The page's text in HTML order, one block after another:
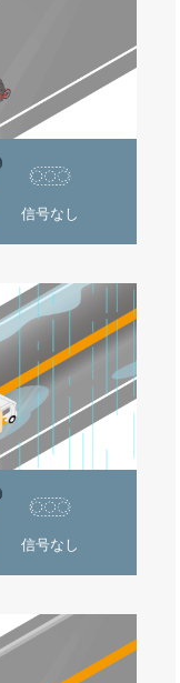
信号なし
信号なし